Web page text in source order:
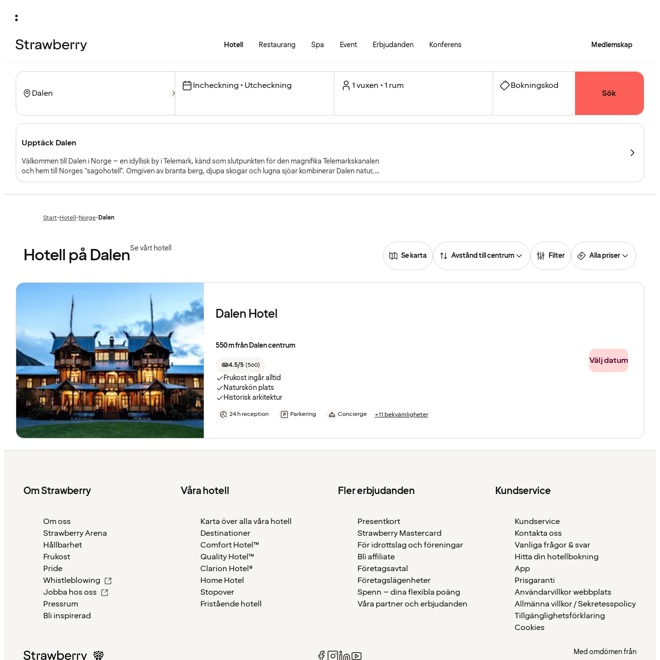
Hotell Restaurang Spa Event Erbjudanden Konferens Medlemskap
Incheckning • Utcheckning 1 vuxen • 1 rum Bokningskod
Sök
Upptäck Dalen
Välkommen till Dalen i Norge – en idyllisk by i Telemark, känd som slutpunkten för den magnifika Telemarkskanalen
och hem till Norges "sagohotell". Omgiven av branta berg, djupa skogar och lugna sjöar kombinerar Dalen natur,
kulturarv och charm.
Start•Föregående
Hotell•Föregående
Norge•Dalen
Hotell på DalenSe vårt hotell
Se karta
Avstånd till centrum Filter Alla priser
Se
hotell
Dalen Hotel
550 m från Dalen centrum
4.5/5 (560)
Frukost ingår alltid
Naturskön plats
Historisk arkitektur
24 h reception Parkering Concierge +11 bekvämligheter
Välj datum
Om Strawberry
Om oss
Strawberry Arena
Hållbarhet
Frukost
Pride
Whistleblowing
Jobba hos oss
Pressrum
Bli inspirerad
Våra hotell
Karta över alla våra hotell
Destinationer
Comfort Hotel™
Quality Hotel™
Clarion Hotel®
Home Hotel
Stopover
Fristående hotell
Fler erbjudanden
Presentkort
Strawberry Mastercard
För idrottslag och föreningar
Bli affiliate
Företagsavtal
Företagslägenheter
Spenn – dina flexibla poäng
Våra partner och erbjudanden
Kundservice
Kundservice
Kontakta oss
Vanliga frågor & svar
Hitta din hotellbokning
App
Prisgaranti
Användarvillkor webbplats
Allmänna villkor / Sekretesspolicy
Tillgänglighetsförklaring
Cookies
Med omdömen från